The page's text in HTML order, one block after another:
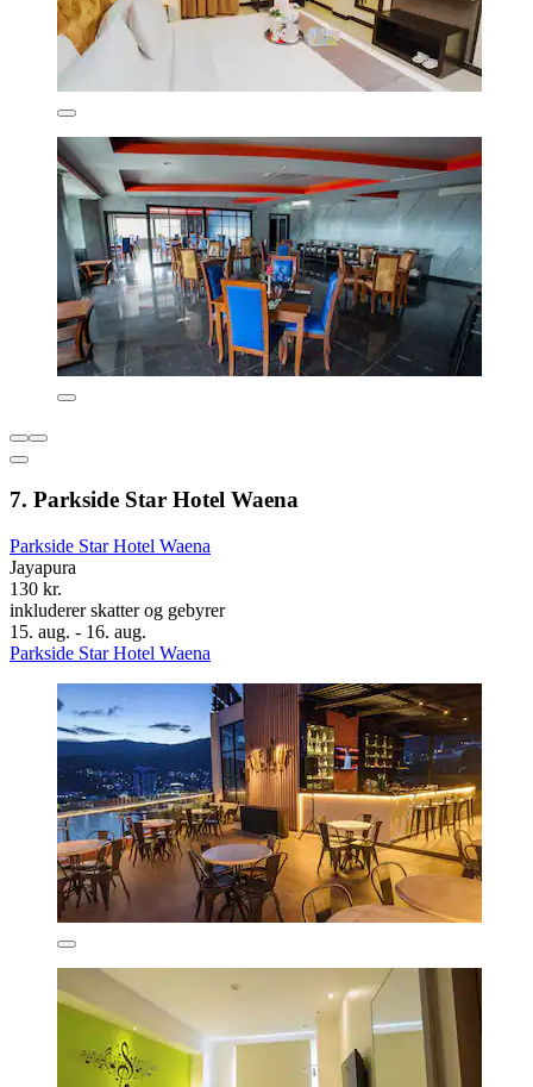
7. Parkside Star Hotel Waena
Parkside Star Hotel Waena
Jayapura
130 kr.
inkluderer skatter og gebyrer
15. aug. - 16. aug.
Parkside Star Hotel Waena